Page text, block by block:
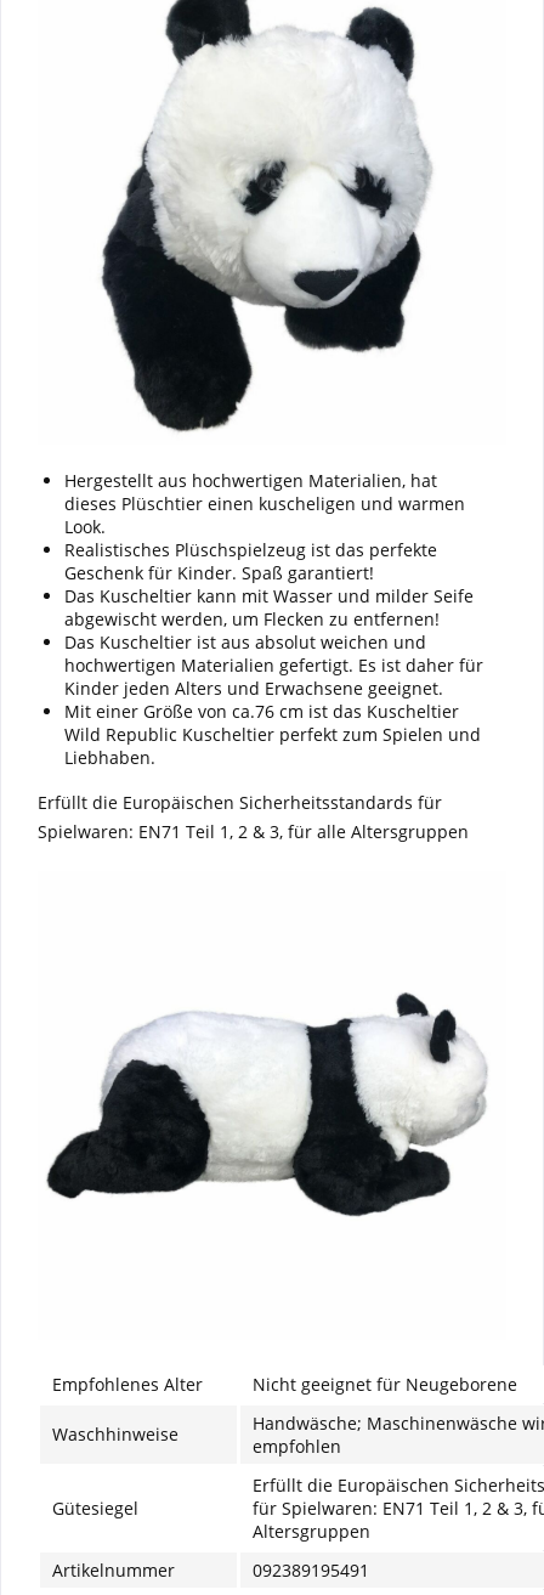
Hergestellt aus hochwertigen Materialien, hat
dieses Plüschtier einen kuscheligen und warmen
Look.
Realistisches Plüschspielzeug ist das perfekte
Geschenk für Kinder. Spaß garantiert!
Das Kuscheltier kann mit Wasser und milder Seife
abgewischt werden, um Flecken zu entfernen!
Das Kuscheltier ist aus absolut weichen und
hochwertigen Materialien gefertigt. Es ist daher für
Kinder jeden Alters und Erwachsene geeignet.
Mit einer Größe von ca.76 cm ist das Kuscheltier
Wild Republic Kuscheltier perfekt zum Spielen und
Liebhaben.
Erfüllt die Europäischen Sicherheitsstandards für
Spielwaren: EN71 Teil 1, 2 & 3, für alle Altersgruppen
Empfohlenes Alter Nicht geeignet für Neugeborene
Waschhinweise
Handwäsche; Maschinenwäsche
empfohlen
Gütesiegel
Erfüllt die Europäischen
für Spielwaren: EN71 Teil 1, 2 & 3,
Altersgruppen
Artikelnummer
092389195491